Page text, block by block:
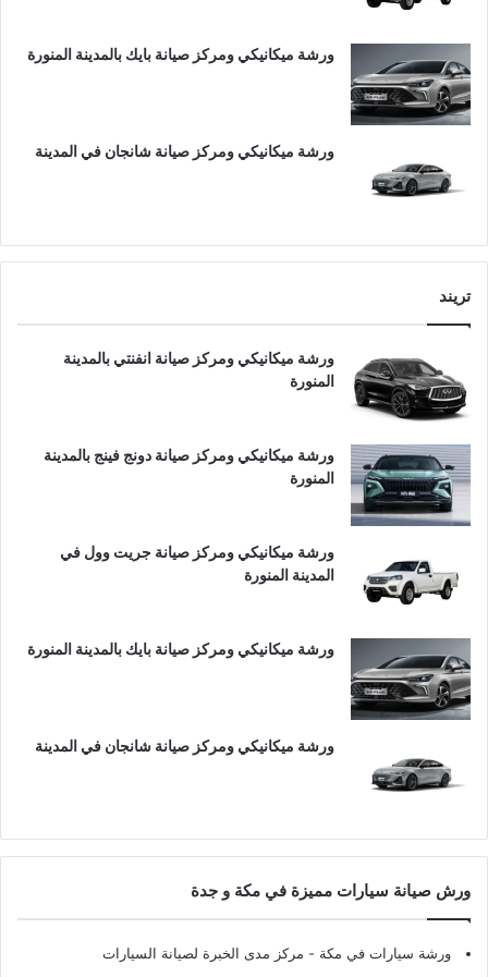
ورشة ميكانيكي ومركز صيانة بايك بالمدينة المنورة
ورشة ميكانيكي ومركز صيانة شانجان في المدينة
تريند
ورشة ميكانيكي ومركز صيانة انفنتي بالمدينة
المنورة
ورشة ميكانيكي ومركز صيانة دونج فينج بالمدينة
المنورة
ورشة ميكانيكي ومركز صيانة جريت وول في
المدينة المنورة
ورشة ميكانيكي ومركز صيانة بايك بالمدينة المنورة
ورشة ميكانيكي ومركز صيانة شانجان في المدينة
ورش صيانة سيارات مميزة في مكة و جدة
ورشة سيارات في مكة - مركز مدى الخبرة لصيانة السيارات